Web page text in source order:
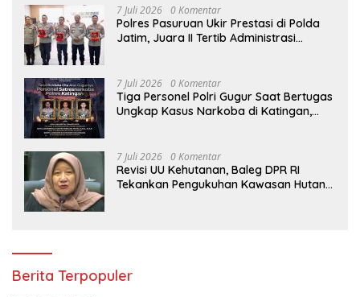
CETAR yang Diduga Mandek
7 Juli 2026 0 Komentar
Polres Pasuruan Ukir Prestasi di Polda
Jatim, Juara II Tertib Administrasi
7 Juli 2026 0 Komentar
Tiga Personel Polri Gugur Saat Bertugas
Ungkap Kasus Narkoba di Katingan,
7 Juli 2026 0 Komentar
Revisi UU Kehutanan, Baleg DPR RI
Tekankan Pengukuhan Kawasan Hutan
Berita Terpopuler